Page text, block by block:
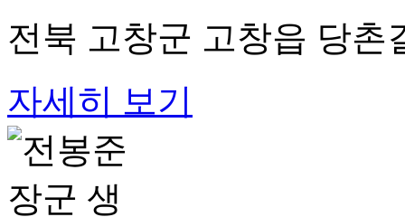
전북 고창군 고창읍 당촌
자세히 보기